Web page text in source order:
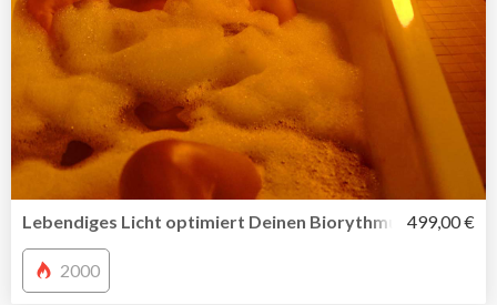
Lebendiges Licht optimiert Deinen Biorythmus 499,00 €
2000